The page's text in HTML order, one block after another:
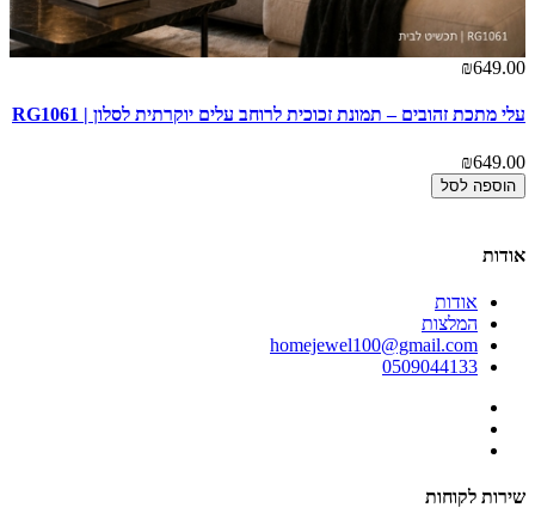
₪649.00
עלי מתכת זהובים – תמונת זכוכית לרוחב עלים יוקרתית לסלון | RG1061
₪649.00
הוספה לסל
אודות
אודות
המלצות
homejewel100@gmail.com
0509044133
שירות לקוחות